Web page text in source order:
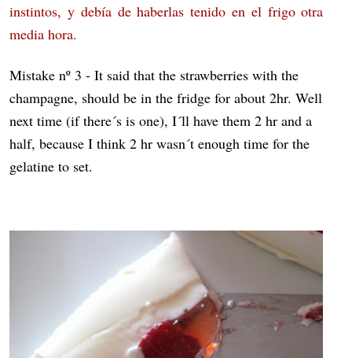
instintos, y debía de haberlas tenido en el frigo otra
media hora.
Mistake nº 3 - It said that the strawberries with the
champagne, should be in the fridge for about 2hr. Well
next time (if there´s is one), I´ll have them 2 hr and a
half, because I think 2 hr wasn´t enough time for the
gelatine to set.